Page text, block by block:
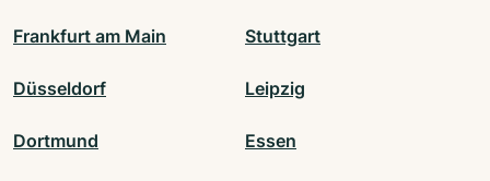
Frankfurt am Main Stuttgart
Düsseldorf Leipzig
Dortmund Essen